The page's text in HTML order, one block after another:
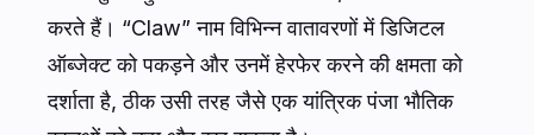
करते हैं। “Claw” नाम विभिन्न वातावरणों में डिजिटल
ऑब्जेक्ट को पकड़ने और उनमें हेरफेर करने की क्षमता को
दर्शाता है, ठीक उसी तरह जैसे एक यांत्रिक पंजा भौतिक